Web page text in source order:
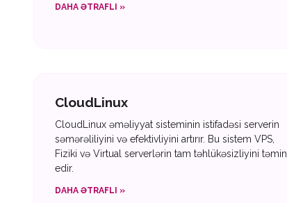
DAHA ƏTRAFLI »
CloudLinux
CloudLinux əməliyyat sisteminin istifadəsi serverin
səmərəliliyini və efektivliyini artırır. Bu sistem VPS,
Fiziki və Virtual serverlərin tam təhlükəsizliyini təmin
edir.
DAHA ƏTRAFLI »